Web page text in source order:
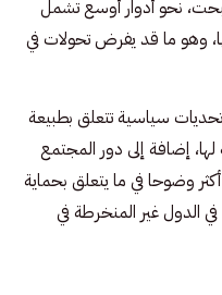
نحو أدوار أوسع تشمل
وهو ما قد يفرض تحولات في
سياسية تتعلق بطبيعة
لها، إضافة إلى دور المجتمع
وضوحا في ما يتعلق بحماية
الدول غير المنخرطة في